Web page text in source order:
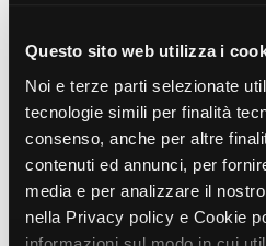
Questo sito web utilizza i
Noi e terze parti selezionate
tecnologie simili per finalità
consenso, anche per altre
contenuti ed annunci, per
media e per analizzare il
nella Privacy policy e Cookie
Italica Noir- 2020 – docuserie -
Grey Ladder Productions, DImago,
Helikon- 2019 – webserie - Taiyo
Productions, DImago, Adrama
Dharma Bums- 2019 –
Pandora Studio, Grey Ladder
Commission Torino Piemonte -
Butterflies in Berlin: Diario di